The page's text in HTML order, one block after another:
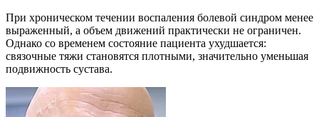
При хроническом течении воспаления болевой синдром менее
выраженный, а объем движений практически не ограничен.
Однако со временем состояние пациента ухудшается:
связочные тяжи становятся плотными, значительно уменьшая
подвижность сустава.